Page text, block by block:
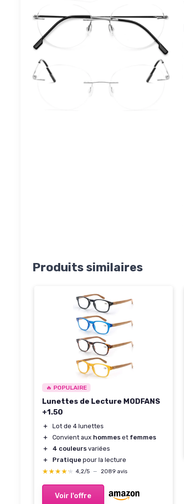
Produits similaires
🔥 POPULAIRE
Lunettes de Lecture MODFANS
+1.50
＋
Lot de 4 lunettes
＋
Convient aux hommes et femmes
＋
4 couleurs variées
＋
Pratique pour la lecture
★★★★★
★★★★★ 4,2/5 — 2089 avis
Voir l'offre